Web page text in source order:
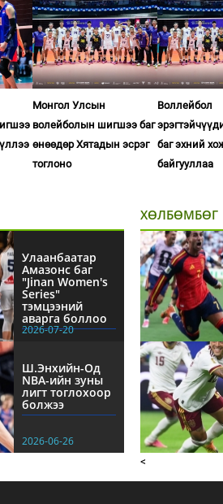
Монгол Улсын
волейболын шигшээ баг
өнөөдөр Хятадын эсрэг
тоглоно
Воллейбол
баг эхний
байгууллаа
Улаанбаатар
Амазонс баг
"Jinan Women's
Series"
тэмцээний
аварга боллоо
2026-07-20
Ш.Энхийн-Од
NBА-ийн зуны
лигт тоглохоор
болжээ
2026-06-26
ХӨЛБӨМБӨГ
<